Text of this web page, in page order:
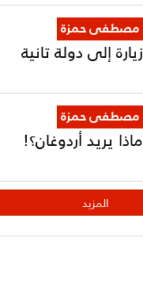
مصطفى حمزة
زيارة إلى دولة تانية
مصطفى حمزة
ماذا يريد أردوغان؟!
المزيد